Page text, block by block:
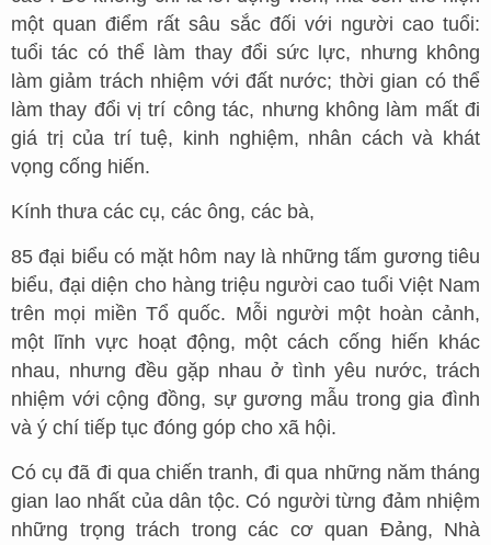
một quan điểm rất sâu sắc đối với người cao tuổi:
tuổi tác có thể làm thay đổi sức lực, nhưng không
làm giảm trách nhiệm với đất nước; thời gian có thể
làm thay đổi vị trí công tác, nhưng không làm mất đi
giá trị của trí tuệ, kinh nghiệm, nhân cách và khát
vọng cống hiến.
Kính thưa các cụ, các ông, các bà,
85 đại biểu có mặt hôm nay là những tấm gương tiêu
biểu, đại diện cho hàng triệu người cao tuổi Việt Nam
trên mọi miền Tổ quốc. Mỗi người một hoàn cảnh,
một lĩnh vực hoạt động, một cách cống hiến khác
nhau, nhưng đều gặp nhau ở tình yêu nước, trách
nhiệm với cộng đồng, sự gương mẫu trong gia đình
và ý chí tiếp tục đóng góp cho xã hội.
Có cụ đã đi qua chiến tranh, đi qua những năm tháng
gian lao nhất của dân tộc. Có người từng đảm nhiệm
những trọng trách trong các cơ quan Đảng, Nhà